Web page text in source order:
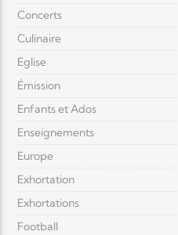
Concerts
Culinaire
Eglise
Émission
Enfants et Ados
Enseignements
Europe
Exhortation
Exhortations
Football